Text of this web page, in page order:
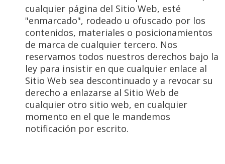
cualquier página del Sitio Web, esté
"enmarcado", rodeado u ofuscado por los
contenidos, materiales o posicionamientos
de marca de cualquier tercero. Nos
reservamos todos nuestros derechos bajo la
ley para insistir en que cualquier enlace al
Sitio Web sea descontinuado y a revocar su
derecho a enlazarse al Sitio Web de
cualquier otro sitio web, en cualquier
momento en el que le mandemos
notificación por escrito.